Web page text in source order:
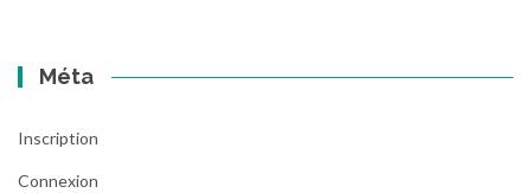
Méta
Inscription
Connexion